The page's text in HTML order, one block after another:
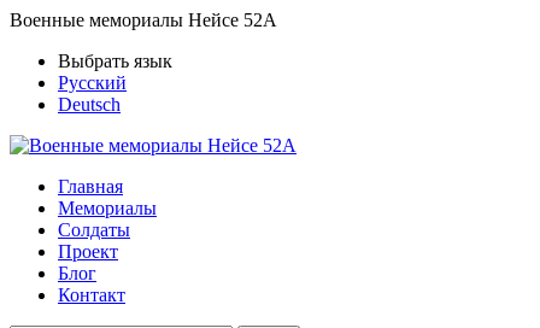
Военные мемориалы Нейсе 52А
Выбрать язык
Русский
Deutsch
Главная
Мемориалы
Солдаты
Проект
Блог
Контакт